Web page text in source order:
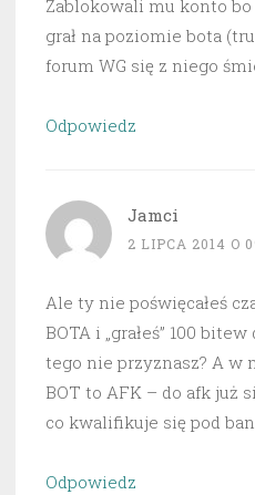
Zablokowali mu konto
grał na poziomie bota
forum WG się z niego
Odpowiedz
Jamci
2 LIPCA 2014 O
Ale ty nie poświęcałeś
BOTA i „grałeś” 100
tego nie przyznasz? A w
BOT to AFK – do afk już
co kwalifikuje się pod
Odpowiedz